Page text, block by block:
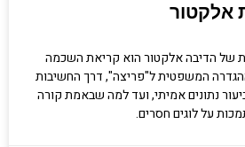
אלקטור
של הדיבה אלקטור הוא קריאת השכמה
המשפטית ל"פריצה", דרך החשיבות
נתונים אמיתי, ועד למה שבאמת קורה
על לוגים חסרים.